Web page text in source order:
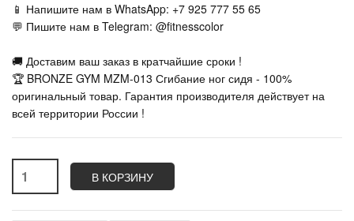
📱 Напишите нам в WhatsApp: +7 925 777 55 65
💬 Пишите нам в Telegram: @fitnesscolor
🚚 Доставим ваш заказ в кратчайшие сроки !
🏆 BRONZE GYM MZM-013 Сгибание ног сидя - 100%
оригинальный товар. Гарантия производителя действует на
всей территории России !
В КОРЗИНУ